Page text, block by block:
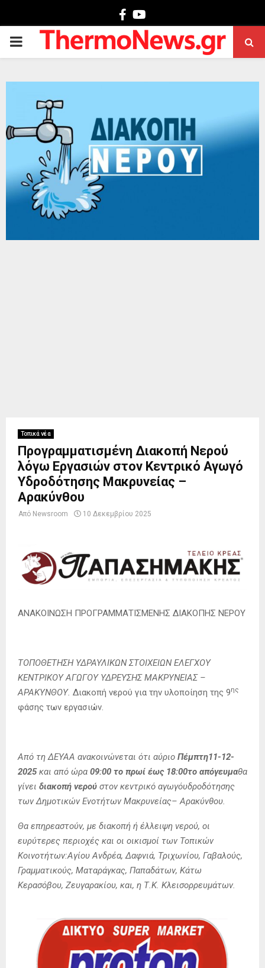
Facebook
PRIMARY
Τοπικά νέα
Προγραμματισμένη Διακοπή Νερού
λόγω Εργασιών στον Κεντρικό Αγωγό
Υδροδότησης Μακρυνείας –
Αρακύνθου
Από Newsroom 10 Δεκεμβρίου 2025
ΑΝΑΚΟΙΝΩΣΗ ΠΡΟΓΡΑΜΜΑΤΙΣΜΕΝΗΣ ΔΙΑΚΟΠΗΣ ΝΕΡΟΥ
ΤΟΠΟΘΕΤΗΣΗ ΥΔΡΑΥΛΙΚΩΝ ΣΤΟΙΧΕΙΩΝ ΕΛΕΓΧΟΥ
ΚΕΝΤΡΙΚΟΥ ΑΓΩΓΟΥ ΥΔΡΕΥΣΗΣ ΜΑΚΡΥΝΕΙΑΣ –
ΑΡΑΚΥΝΘΟΥ. Διακοπή νερού για την υλοποίηση της 9ης
φάσης των εργασιών.
Από τη ΔΕΥΑA ανακοινώνεται ότι αύριο Πέμπτη11-12-
2025και από ώρα 09:00 το πρωί έως 18:00το απόγευμαθα
γίνει διακοπή νερού στον κεντρικό αγωγόυδροδότησης
των Δημοτικών Ενοτήτων Μακρυνείας– Αρακύνθου.
Θα επηρεαστούν, με διακοπή ή έλλειψη νερού, οι
ευρύτερες περιοχές και οι οικισμοί των Τοπικών
Κοινοτήτων:Αγίου Ανδρέα, Δαφνιά, Τριχωνίου, Γαβαλούς,
Γραμματικούς, Ματαράγκας, Παπαδάτων, Κάτω
Κερασόβου, Ζευγαρακίου, και, η Τ.Κ. Κλεισορρευμάτων.